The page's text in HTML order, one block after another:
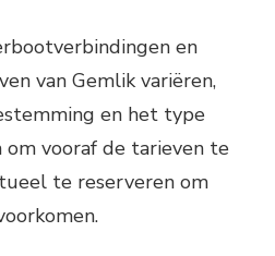
en
van Gemlik variëren,
en het type
om vooraf de tarieven te
te reserveren om